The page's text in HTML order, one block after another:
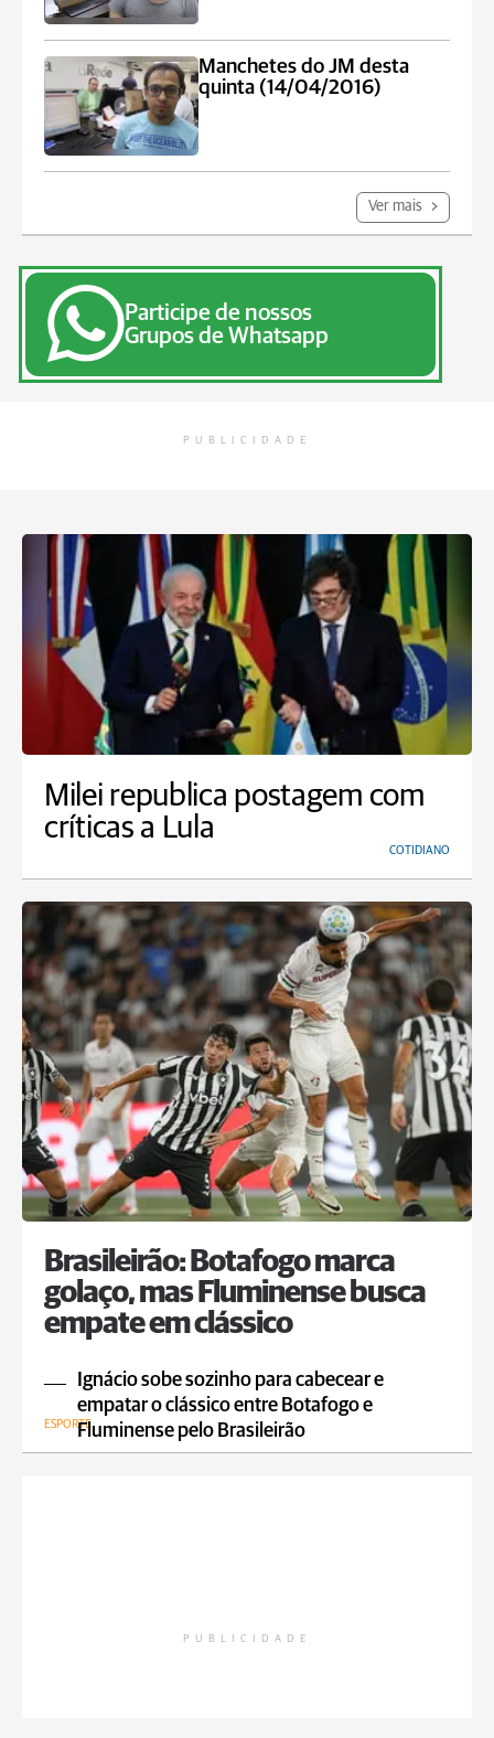
Manchetes do JM desta
quinta (14/04/2016)
Ver mais
Participe de nossos
Grupos de Whatsapp
PUBLICIDADE
Milei republica postagem com
críticas a Lula
COTIDIANO
Brasileirão: Botafogo marca
golaço, mas Fluminense busca
empate em clássico
Ignácio sobe sozinho para cabecear e
empatar o clássico entre Botafogo e
Fluminense pelo Brasileirão
ESPORTE
PUBLICIDADE